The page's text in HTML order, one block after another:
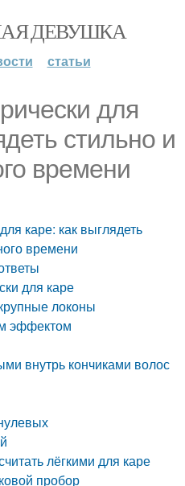
ДЕВУШКА
статьи
для
стильно и
времени
каре: как выглядеть
времени
для каре
локоны
эффектом
внутрь кончиками волос
лёгкими для каре
пробор